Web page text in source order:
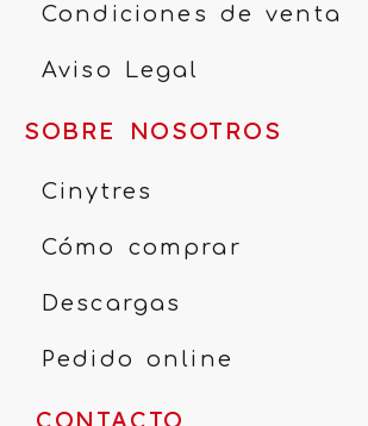
Condiciones de venta
Aviso Legal
SOBRE NOSOTROS
Cinytres
Cómo comprar
Descargas
Pedido online
CONTACTO